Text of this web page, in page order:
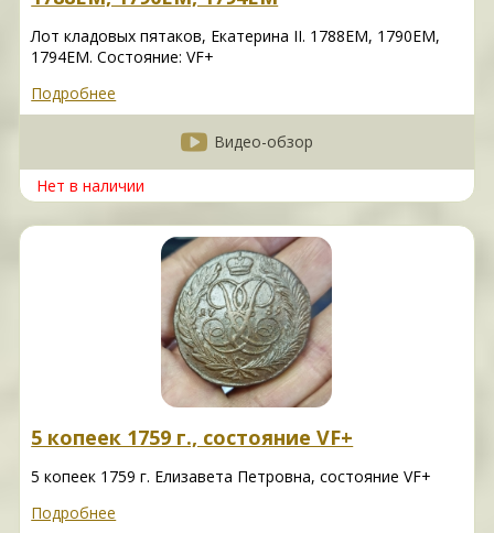
Лот кладовых пятаков, Екатерина II. 1788EM, 1790EM,
1794EM. Состояние: VF+
Подробнее
Видео-обзор
Нет в наличии
5 копеек 1759 г., состояние VF+
5 копеек 1759 г. Елизавета Петровна, состояние VF+
Подробнее